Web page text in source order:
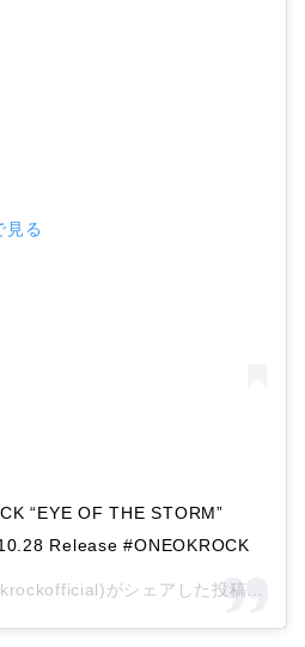
る
“EYE OF THE STORM”
Release #ONEOKROCK
がシェアした投稿 –